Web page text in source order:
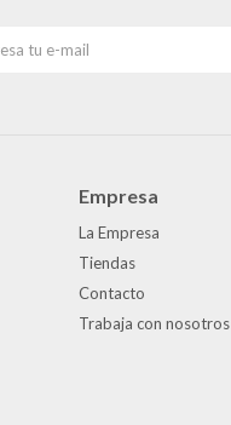
Empresa
La Empresa
Tiendas
Contacto
Trabaja con nosotros